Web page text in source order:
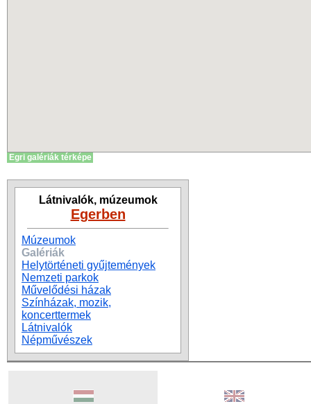
Egri galériák térképe
Látnivalók, múzeumok
Egerben
Múzeumok
Galériák
Helytörténeti gyűjtemények
Nemzeti parkok
Művelődési házak
Színházak, mozik,
koncerttermek
Látnivalók
Népművészek